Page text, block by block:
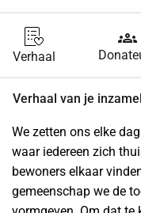
Verhaal
groups
Verhaal van je
We zetten ons elke
waar iedereen zich
bewoners elkaar
gemeenschap we de